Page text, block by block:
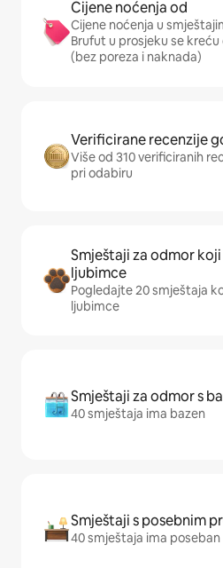
Cijene noćenja od
Cijene noćenja u
Brufut u prosjeku se kreću
(bez poreza i naknada)
Verificirane recenzije
Više od 310 verificiranih
pri odabiru
Smještaji za odmor
ljubimce
Pogledajte 20 smještaja
ljubimce
Smještaji za odmor s
40 smještaja ima bazen
Smještaji s posebnim
40 smještaja ima